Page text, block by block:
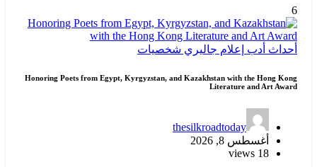
6
أحداث أدب إعلام جاليري شخصيات
Honoring Poets from Egypt, Kyrgyzstan, and Kazakhstan with the Hong Kong
Literature and Art Award
thesilkroadtoday
أغسطس 8, 2026
18 views